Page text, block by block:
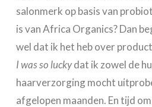
salonmerk op basis van
is van Africa Organics? Dan
wel dat ik het heb over
I was so luckydat ik zowel de
haarverzorging mocht
afgelopen maanden. En tijd